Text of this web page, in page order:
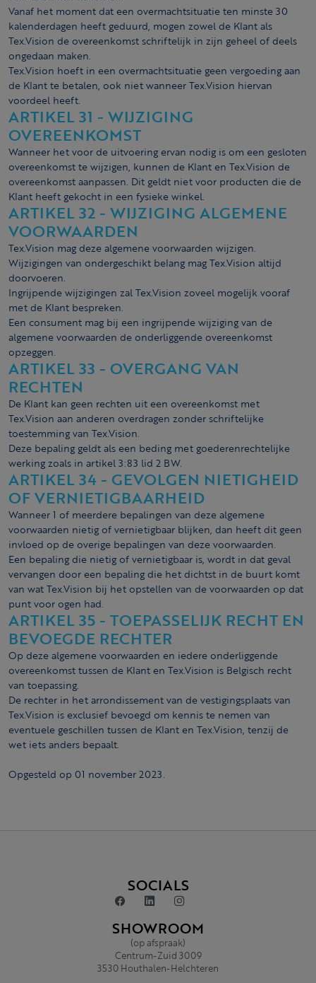
Vanaf het moment dat een overmachtsituatie ten minste 30
kalenderdagen heeft geduurd, mogen zowel de Klant als
Tex.Vision de overeenkomst schriftelijk in zijn geheel of deels
ongedaan maken.
Tex.Vision hoeft in een overmachtsituatie geen vergoeding aan
de Klant te betalen, ook niet wanneer Tex.Vision hiervan
voordeel heeft.
ARTIKEL 31 - WIJZIGING
OVEREENKOMST
Wanneer het voor de uitvoering ervan nodig is om een gesloten
overeenkomst te wijzigen, kunnen de Klant en Tex.Vision de
overeenkomst aanpassen. Dit geldt niet voor producten die de
Klant heeft gekocht in een fysieke winkel.
ARTIKEL 32 - WIJZIGING ALGEMENE
VOORWAARDEN
Tex.Vision mag deze algemene voorwaarden wijzigen.
Wijzigingen van ondergeschikt belang mag Tex.Vision altijd
doorvoeren.
Ingrijpende wijzigingen zal Tex.Vision zoveel mogelijk vooraf
met de Klant bespreken.
Een consument mag bij een ingrijpende wijziging van de
algemene voorwaarden de onderliggende overeenkomst
opzeggen.
ARTIKEL 33 - OVERGANG VAN
RECHTEN
De Klant kan geen rechten uit een overeenkomst met
Tex.Vision aan anderen overdragen zonder schriftelijke
toestemming van Tex.Vision.
Deze bepaling geldt als een beding met goederenrechtelijke
werking zoals in artikel 3:83 lid 2 BW.
ARTIKEL 34 - GEVOLGEN NIETIGHEID
OF VERNIETIGBAARHEID
Wanneer 1 of meerdere bepalingen van deze algemene
voorwaarden nietig of vernietigbaar blijken, dan heeft dit geen
invloed op de overige bepalingen van deze voorwaarden.
Een bepaling die nietig of vernietigbaar is, wordt in dat geval
vervangen door een bepaling die het dichtst in de buurt komt
van wat Tex.Vision bij het opstellen van de voorwaarden op dat
punt voor ogen had.
ARTIKEL 35 - TOEPASSELIJK RECHT EN
BEVOEGDE RECHTER
Op deze algemene voorwaarden en iedere onderliggende
overeenkomst tussen de Klant en Tex.Vision is Belgisch recht
van toepassing.
De rechter in het arrondissement van de vestigingsplaats van
Tex.Vision is exclusief bevoegd om kennis te nemen van
eventuele geschillen tussen de Klant en Tex.Vision, tenzij de
wet iets anders bepaalt.
Opgesteld op 01 november 2023.
SOCIALS
SHOWROOM
(op afspraak)
Centrum-Zuid 3009
3530 Houthalen-Helchteren